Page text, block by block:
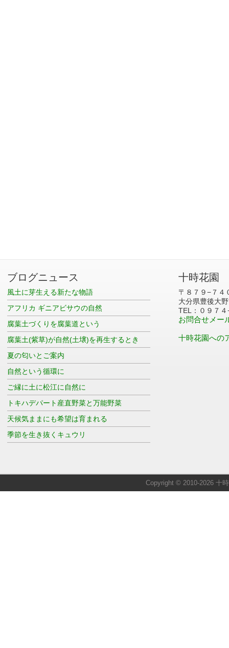
ブログニュース
風土に芽生える新たな物語
アフリカ ギニアビサウの自然
腐葉土づくりを腐葉道という
腐葉土(紫草)が自然(土壌)を再生するとき
夏の匂いとご案内
自然という循環に
ご縁に土に松江に自然に
トキハデパート産直野菜と万能野菜
天候気ままにも希望は育まれる
季節を生き抜くキュウリ
十時花園
〒８７９−７４
大分県豊後大
TEL：０９７
お問合せメー
十時花園への
Copyright © 2010-2026 十